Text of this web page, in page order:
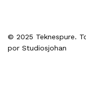
© 2025 Teknespure.
por Studiosjohan